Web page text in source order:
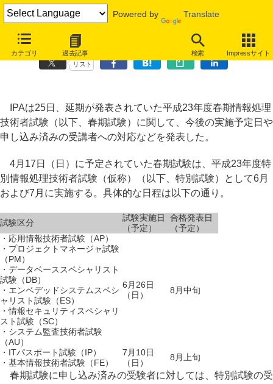
Powered by Translate
カテゴリ 過去記事 検索 Impressサイト
IPA、春期試験を6月・7月に延期。手数料返還なども発表
リスト
IPAは25日、延期が発表されていた平成23年度春期情報処理
技術者試験（以下、春期試験）に関して、今後の実施予定日や
申し込み済みの受講者への対応などを発表した。
4月17日（日）に予定されていた春期試験は、平成23年度特
別情報処理技術者試験（仮称）（以下、特別試験）として6月
および7月に実施する。具体的な日程は以下の通り。
試験区分
試験実施日
（予定）
合格発表日
（予定）
・応用情報技術者試験（AP）
・プロジェクトマネージャ試験
（PM）
・データベーススペシャリスト
試験（DB）
・エンベデッドシステムスペシ
ャリスト試験（ES）
・情報セキュリティスペシャリ
スト試験（SC）
・システム監査技術者試験
（AU）
6月26日
（日）
8月中旬
・ITパスポート試験（IP）
・基本情報技術者試験（FE）
7月10日
（日）
8月上旬
春期試験に申し込み済みの受験者に対しては、特別試験の受